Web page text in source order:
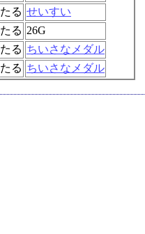
たる せいすい
たる 26G
たる ちいさなメダル
たる ちいさなメダル